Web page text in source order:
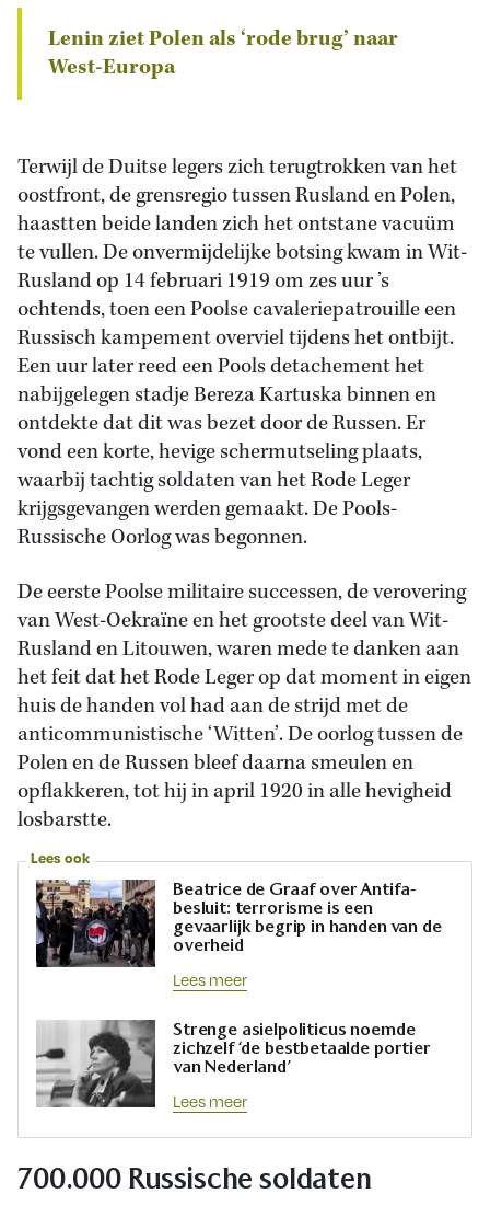
Lenin ziet Polen als ‘rode brug’ naar
West-Europa
Terwijl de Duitse legers zich terugtrokken van het
oostfront, de grensregio tussen Rusland en Polen,
haastten beide landen zich het ontstane vacuüm
te vullen. De onvermijdelijke botsing kwam in Wit-
Rusland op 14 februari 1919 om zes uur ’s
ochtends, toen een Poolse cavaleriepatrouille een
Russisch kampement overviel tijdens het ontbijt.
Een uur later reed een Pools detachement het
nabijgelegen stadje Bereza Kartuska binnen en
ontdekte dat dit was bezet door de Russen. Er
vond een korte, hevige schermutseling plaats,
waarbij tachtig soldaten van het Rode Leger
krijgsgevangen werden gemaakt. De Pools-
Russische Oorlog was begonnen.
De eerste Poolse militaire successen, de verovering
van West-Oekraïne en het grootste deel van Wit-
Rusland en Litouwen, waren mede te danken aan
het feit dat het Rode Leger op dat moment in eigen
huis de handen vol had aan de strijd met de
anticommunistische ‘Witten’. De oorlog tussen de
Polen en de Russen bleef daarna smeulen en
opflakkeren, tot hij in april 1920 in alle hevigheid
losbarstte.
Lees ook
Beatrice de Graaf over Antifa-
besluit: terrorisme is een
gevaarlijk begrip in handen van de
overheid
Lees meer
Strenge asielpoliticus noemde
zichzelf ‘de bestbetaalde portier
van Nederland’
Lees meer
700.000 Russische soldaten